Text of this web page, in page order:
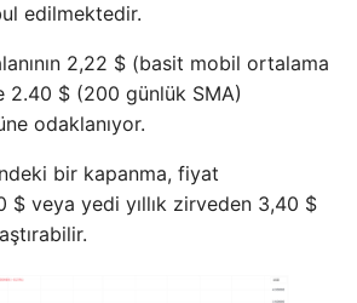
edilmektedir.
2,22 $ (basit mobil ortalama
2.40 $ (200 günlük SMA)
odaklanıyor.
bir kapanma, fiyat
$ veya yedi yıllık zirveden 3,40 $